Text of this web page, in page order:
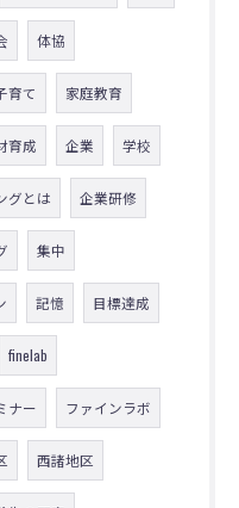
体協
育て 家庭教育
育成 企業 学校
グとは 企業研修
集中
記憶 目標達成
finelab
ナー ファインラボ
西諸地区